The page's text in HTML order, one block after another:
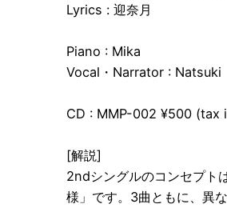
Lyrics : 迎奈月
Piano : Mika
Vocal・Narrator : Natsuki
CD : MMP-002 ¥500 (tax
[解説]
2ndシングルのコンセプト
様」です。3曲ともに、異